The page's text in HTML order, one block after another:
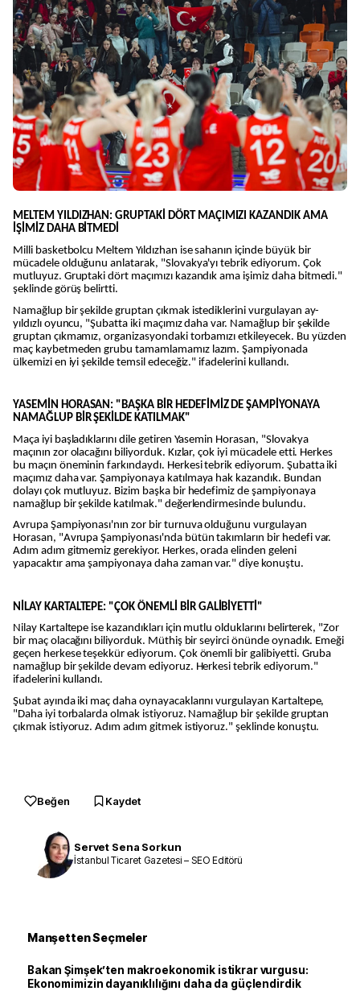
MELTEM YILDIZHAN: GRUPTAKİ DÖRT MAÇIMIZI KAZANDIK AMA
İŞİMİZ DAHA BİTMEDİ
Milli basketbolcu Meltem Yıldızhan ise sahanın içinde büyük bir
mücadele olduğunu anlatarak, "Slovakya'yı tebrik ediyorum. Çok
mutluyuz. Gruptaki dört maçımızı kazandık ama işimiz daha bitmedi."
şeklinde görüş belirtti.
Namağlup bir şekilde gruptan çıkmak istediklerini vurgulayan ay-
yıldızlı oyuncu, "Şubatta iki maçımız daha var. Namağlup bir şekilde
gruptan çıkmamız, organizasyondaki torbamızı etkileyecek. Bu yüzden
maç kaybetmeden grubu tamamlamamız lazım. Şampiyonada
ülkemizi en iyi şekilde temsil edeceğiz." ifadelerini kullandı.
YASEMİN HORASAN: "BAŞKA BİR HEDEFİMİZ DE ŞAMPİYONAYA
NAMAĞLUP BİR ŞEKİLDE KATILMAK"
Maça iyi başladıklarını dile getiren Yasemin Horasan, "Slovakya
maçının zor olacağını biliyorduk. Kızlar, çok iyi mücadele etti. Herkes
bu maçın öneminin farkındaydı. Herkesi tebrik ediyorum. Şubatta iki
maçımız daha var. Şampiyonaya katılmaya hak kazandık. Bundan
dolayı çok mutluyuz. Bizim başka bir hedefimiz de şampiyonaya
namağlup bir şekilde katılmak." değerlendirmesinde bulundu.
Avrupa Şampiyonası'nın zor bir turnuva olduğunu vurgulayan
Horasan, "Avrupa Şampiyonası'nda bütün takımların bir hedefi var.
Adım adım gitmemiz gerekiyor. Herkes, orada elinden geleni
yapacaktır ama şampiyonaya daha zaman var." diye konuştu.
NİLAY KARTALTEPE: "ÇOK ÖNEMLİ BİR GALİBİYETTİ"
Nilay Kartaltepe ise kazandıkları için mutlu olduklarını belirterek, "Zor
bir maç olacağını biliyorduk. Müthiş bir seyirci önünde oynadık. Emeği
geçen herkese teşekkür ediyorum. Çok önemli bir galibiyetti. Gruba
namağlup bir şekilde devam ediyoruz. Herkesi tebrik ediyorum."
ifadelerini kullandı.
Şubat ayında iki maç daha oynayacaklarını vurgulayan Kartaltepe,
"Daha iyi torbalarda olmak istiyoruz. Namağlup bir şekilde gruptan
çıkmak istiyoruz. Adım adım gitmek istiyoruz." şeklinde konuştu.
Beğen Kaydet
Servet Sena Sorkun
İstanbul Ticaret Gazetesi – SEO Editörü
Manşetten Seçmeler
Bakan Şimşek’ten makroekonomik istikrar vurgusu:
Ekonomimizin dayanıklılığını daha da güçlendirdik